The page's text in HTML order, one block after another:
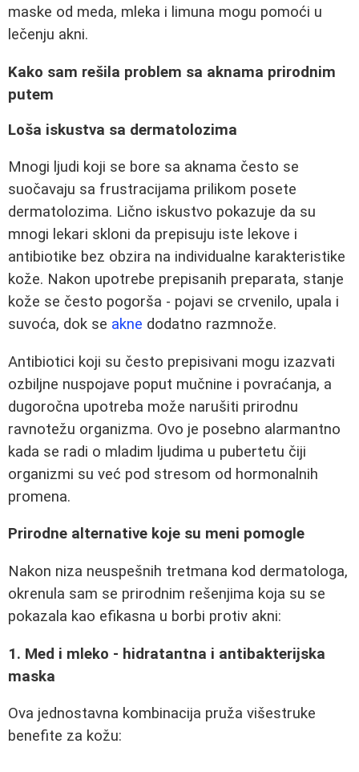
maske od meda, mleka i limuna mogu pomoći u
lečenju akni.
Kako sam rešila problem sa aknama prirodnim
putem
Loša iskustva sa dermatolozima
Mnogi ljudi koji se bore sa aknama često se
suočavaju sa frustracijama prilikom posete
dermatolozima. Lično iskustvo pokazuje da su
mnogi lekari skloni da prepisuju iste lekove i
antibiotike bez obzira na individualne karakteristike
kože. Nakon upotrebe prepisanih preparata, stanje
kože se često pogorša - pojavi se crvenilo, upala i
suvoća, dok se akne dodatno razmnože.
Antibiotici koji su često prepisivani mogu izazvati
ozbiljne nuspojave poput mučnine i povraćanja, a
dugoročna upotreba može narušiti prirodnu
ravnotežu organizma. Ovo je posebno alarmantno
kada se radi o mladim ljudima u pubertetu čiji
organizmi su već pod stresom od hormonalnih
promena.
Prirodne alternative koje su meni pomogle
Nakon niza neuspešnih tretmana kod dermatologa,
okrenula sam se prirodnim rešenjima koja su se
pokazala kao efikasna u borbi protiv akni:
1. Med i mleko - hidratantna i antibakterijska
maska
Ova jednostavna kombinacija pruža višestruke
benefite za kožu: